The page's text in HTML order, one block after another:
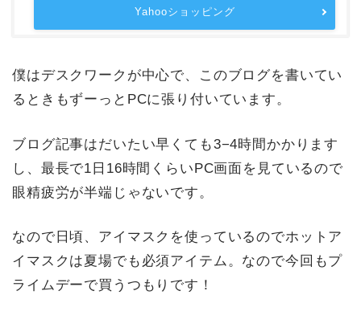
Yahooショッピング
僕はデスクワークが中心で、このブログを書いてい
るときもずーっとPCに張り付いています。
ブログ記事はだいたい早くても3−4時間かかります
し、最長で1日16時間くらいPC画面を見ているので
眼精疲労が半端じゃないです。
なので日頃、アイマスクを使っているのでホットア
イマスクは夏場でも必須アイテム。なので今回もプ
ライムデーで買うつもりです！